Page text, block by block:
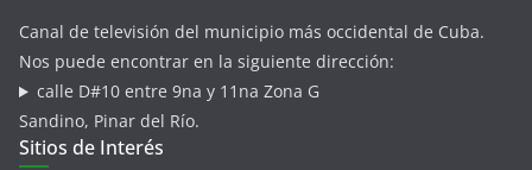
Canal de televisión del municipio más occidental de Cuba.
Nos puede encontrar en la siguiente dirección:
calle D#10 entre 9na y 11na Zona G
Sandino, Pinar del Río.
Sitios de Interés